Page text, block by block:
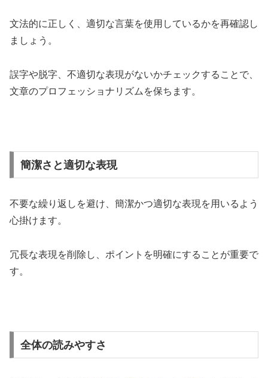
文法的に正しく、適切な言葉を使用しているかを再確認し
ましょう。
誤字や脱字、不適切な表現がないかチェックすることで、
文章のプロフェッショナリズムを保ちます。
簡潔さと適切な表現
不要な繰り返しを避け、簡潔かつ適切な表現を用いるよう
心掛けます。
冗長な表現を削除し、ポイントを明確にすることが重要で
す。
全体の読みやすさ